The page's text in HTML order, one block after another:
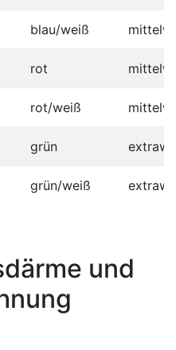
blau/weiß
rot
rot/weiß
grün
grün/weiß
und